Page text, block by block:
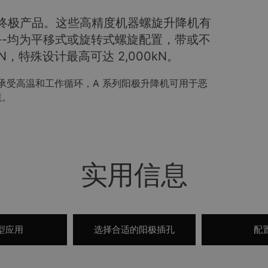
极产品。这些高精度机器螺旋升降机有
为平移式或旋转式螺旋配置，带或不
特殊设计最高可达 2,000kN。
受高温和工作循环，A 系列阳极升降机可用于恶
实用信息
应用 选择合适的阳极插孔 配